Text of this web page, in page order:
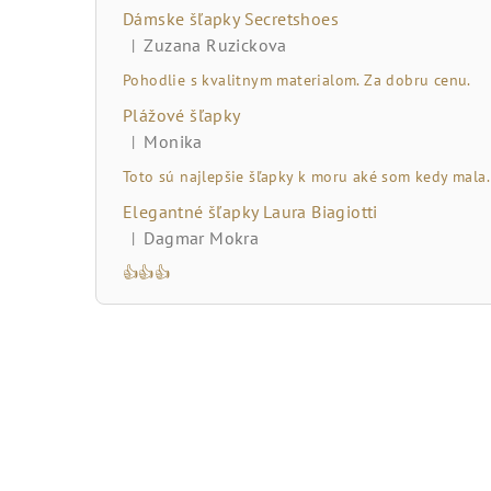
l
Dámske šľapky Secretshoes
Hodnotenie produktu je 5 z 5 hviezdičiek.
| Zuzana Ruzickova
Pohodlie s kvalitnym materialom. Za dobru cenu.
Plážové šľapky
Hodnotenie produktu je 5 z 5 hviezdičiek.
| Monika
Toto sú najlepšie šľapky k moru aké som kedy mala.
Elegantné šľapky Laura Biagiotti
Hodnotenie produktu je 5 z 5 hviezdičiek.
| Dagmar Mokra
👍👍👍